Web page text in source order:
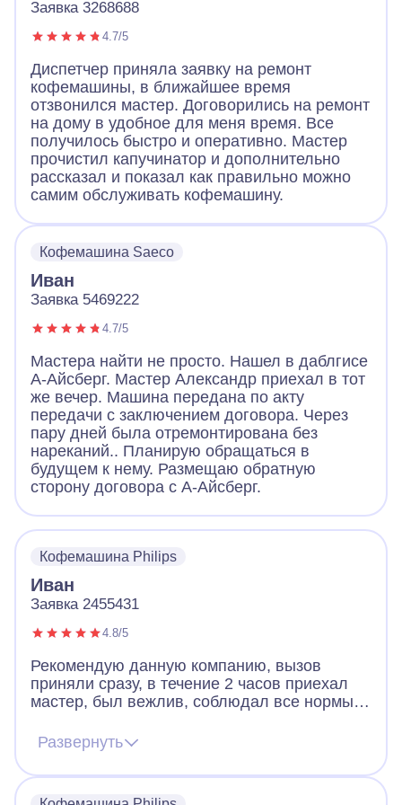
Заявка 3268688
4.7/5
Диспетчер приняла заявку на ремонт
кофемашины, в ближайшее время
отзвонился мастер. Договорились на ремонт
на дому в удобное для меня время. Все
получилось быстро и оперативно. Мастер
прочистил капучинатор и дополнительно
рассказал и показал как правильно можно
самим обслуживать кофемашину.
Кофемашина Saeco
Иван
Заявка 5469222
4.7/5
Мастера найти не просто. Нашел в даблгисе
А-Айсберг. Мастер Александр приехал в тот
же вечер. Машина передана по акту
передачи с заключением договора. Через
пару дней была отремонтирована без
нареканий.. Планирую обращаться в
будущем к нему. Размещаю обратную
сторону договора с А-Айсберг.
Кофемашина Philips
Иван
Заявка 2455431
4.8/5
Рекомендую данную компанию, вызов
приняли сразу, в течение 2 часов приехал
мастер, был вежлив, соблюдал все нормы,
кофемашина, а точнее емкость с отходами.
В процессе ремонта объяснил все изъяны и
прорекомендовал хотя бы раз в год чистить
Развернуть